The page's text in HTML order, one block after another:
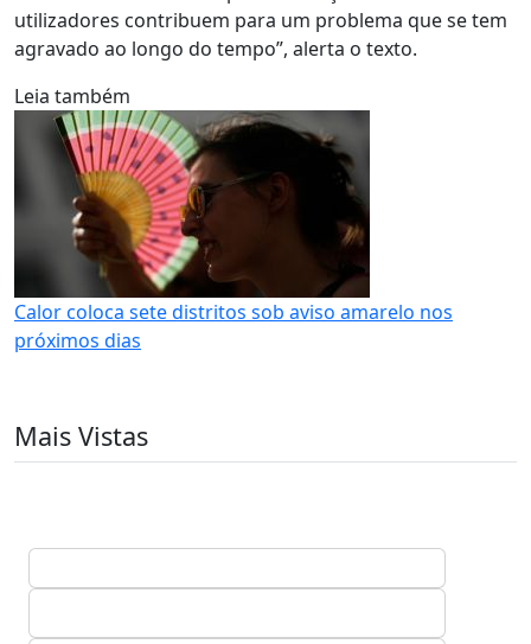
utilizadores contribuem para um problema que se tem
agravado ao longo do tempo”, alerta o texto.
Leia também
Calor coloca sete distritos sob aviso amarelo nos
próximos dias
Mais Vistas